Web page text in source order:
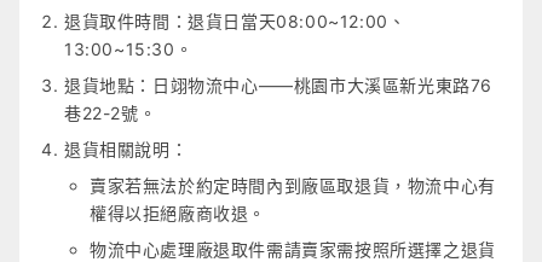
退貨取件時間：退貨日當天08:00~12:00、
13:00~15:30。
退貨地點：日翊物流中心——桃園市大溪區新光東路76
巷22-2號。
退貨相關說明：
賣家若無法於約定時間內到廠區取退貨，物流中心有
權得以拒絕廠商收退。
物流中心處理廠退取件需請賣家需按照所選擇之退貨